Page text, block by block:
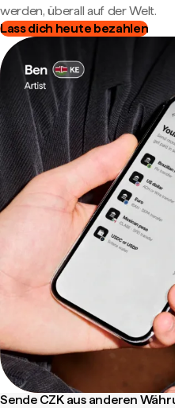
werden, überall auf der Welt.
Lass dich heute bezahlen
Sende CZK aus anderen